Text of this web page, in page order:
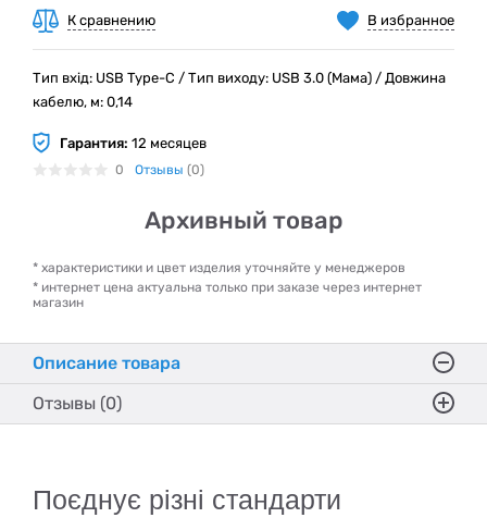
В избранное
К сравнению
Тип вхід: USB Type-C / Тип виходу: USB 3.0 (Мама) / Довжина
кабелю, м: 0,14
Гарантия: 12 месяцев
0 Отзывы (0)
Архивный товар
* характеристики и цвет изделия уточняйте у менеджеров
* интернет цена актуальна только при заказе через интернет
магазин
Описание товара
Отзывы (0)
Поєднує різні стандарти